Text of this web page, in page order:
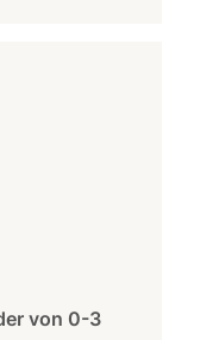
von 0-3